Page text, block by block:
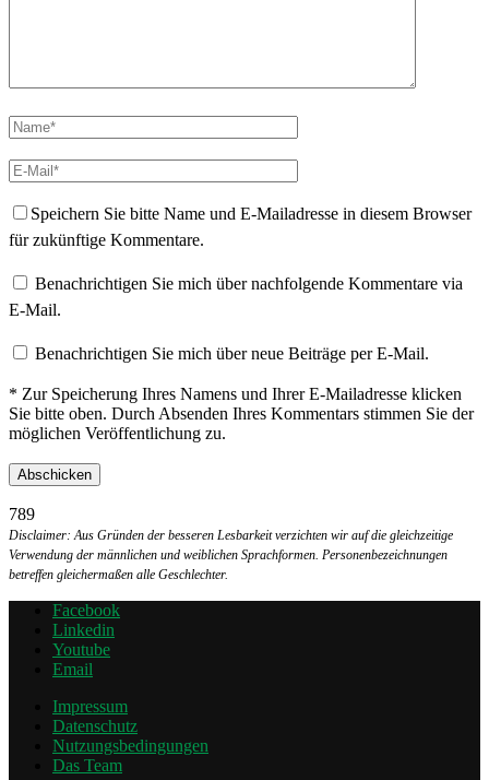
Speichern Sie bitte Name und E-Mailadresse in diesem Browser
für zukünftige Kommentare.
Benachrichtigen Sie mich über nachfolgende Kommentare via
E-Mail.
Benachrichtigen Sie mich über neue Beiträge per E-Mail.
* Zur Speicherung Ihres Namens und Ihrer E-Mailadresse klicken
Sie bitte oben. Durch Absenden Ihres Kommentars stimmen Sie der
möglichen Veröffentlichung zu.
789
Disclaimer: Aus Gründen der besseren Lesbarkeit verzichten wir auf die gleichzeitige
Verwendung der männlichen und weiblichen Sprachformen. Personenbezeichnungen
betreffen gleichermaßen alle Geschlechter.
Facebook
Linkedin
Youtube
Email
Impressum
Datenschutz
Nutzungsbedingungen
Das Team